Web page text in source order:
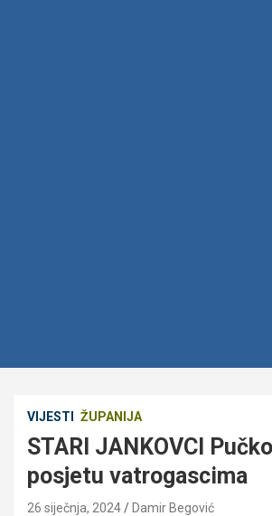
VIJESTI ŽUPANIJA
STARI JANKOVCI
posjetu vatrogascima
26 siječnja, 2024 Damir Begović